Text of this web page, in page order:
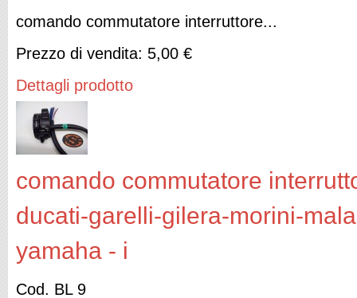
comando commutatore interruttore...
Prezzo di vendita: 5,00 €
Dettagli prodotto
comando commutatore
ducati-garelli-gilera-morini-
yamaha - i
Cod. BL 9